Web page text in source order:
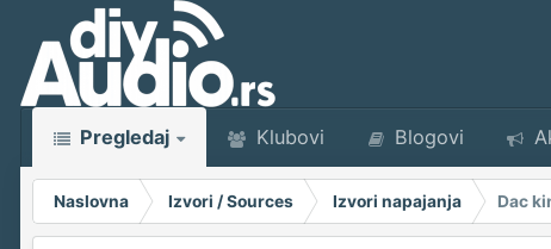
Pregledaj Klubovi Blogovi
Naslovna Izvori / Sources Izvori napajanja Dac